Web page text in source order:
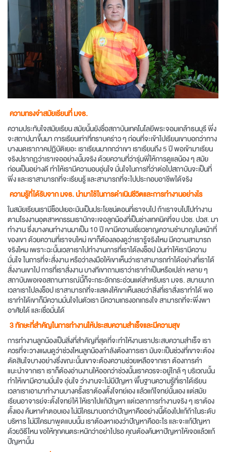
ความทรงจำสมัยเรียนที่ มจธ.
ความประทับใจสมัยเรียน สมัยนั้นยังชื่อสถาบันเทคโนโลยีพระจอมเกล้าธนบุรี พึ่ง
จะสถาปนาขึ้นมา การเรียนเท่าที่ทราบคร่าว ๆ ก่อนที่จะเข้าไปเรียนเขาบอกว่าทาง
บางมดเราภาคปฏิบัติเยอะ เราเรียนมากกว่าเขา เราเรียนถึง 5 ปี พอเข้ามาเรียน
จริงปรากฏว่าเราเจออย่างนั้นจริง ด้วยความที่ว่ารุ่นพี่ให้การดูแลน้อง ๆ สมัย
ก่อนเป็นอย่างดี ทำให้เรามีความอบอุ่นใจ มั่นใจในการที่ว่าต่อไปสถาบันจะเป็นที่
พึ่ง และเราสามารถที่จะเรียนรู้ และสามารถที่จะไปประกอบอาชีพได้จริง
ความรู้ที่ได้รับจาก มจธ. นำมาใช้ในการดำเนินชีวิตและการทำงานอย่างไร
ในสมัยเรียนเรามีช็อปเยอะมันเป็นประโยชน์ตอนที่เราจบไป ถ้าเราจบไปไปทำงาน
ตามโรงงานอุตสาหกรรมเรามักจะเจอลูกน้องที่เป็นช่างเทคนิคที่จบ ปวช. ปวส. มา
ทำงาน ซึ่งบางคนทำงานมาเป็น 10 ปี เขามีความเชี่ยวชาญความชำนาญในหน้าที่
ของเขา ด้วยความที่เราจบใหม่ เขาก็ต้องลองดูว่าเรารู้จริงไหม มีความสามารถ
จริงไหม เพราะฉะนั้นเวลาเราไปทำงานการที่เราได้ลงช็อป มันทำให้เรามีความ
มั่นใจ ในการที่จะสั่งงาน หรือว่าลงมือให้เขาเห็นว่าเราสามารถทำได้อย่างที่เราได้
สั่งงานเขาไป การที่เราสั่งงาน บางทีเขาถามเราว่าเราทำเป็นหรือเปล่า หลาย ๆ
สถาบันพอเจอสถานการณ์นี้ก็จะกระอักกระอ่วนแต่สำหรับเรา มจธ. สบายมาก
เวลาเราไปลงช็อป เราสามารถที่จะแสดงให้เขาเห็นเลยว่าสิ่งที่เราสั่งเราทำได้ พอ
เราทำได้เขาก็มีความมั่นใจในตัวเรา มีความเกรงอกเกรงใจ สามารถที่จะพึ่งพา
อาศัยได้ และเชื่อมั่นได้
3 ทักษะที่สำคัญในการทำงานให้ประสบความสำเร็จและมีความสุข
การทำงานลูกน้องเป็นสิ่งที่สำคัญที่สุดที่จะทำให้งานเราประสบความสำเร็จ เรา
ควรที่จะวางแผนดูว่าช่วงไหนลูกน้องกำลังต้องการเรา มันจะเป็นช่วงที่เขาจะต้อง
ตัดสินใจบางอย่างซึ่งขณะนั้นเขาจะต้องความช่วยเหลือจากเรา ต้องการคำ
แนะนำจากเรา เราก็ต้องอ่านงานให้ออกว่าช่วงนั้นเราควรจะอยู่ใกล้ ๆ บริเวณนั้น
ทำให้เขามีความมั่นใจ อุ่นใจ ว่างานจะไม่มีปัญหา พื้นฐานความรู้ที่เราได้เรียน
เวลาเราเอามาทำงานบางครั้งเราต้องตั้งโจทย์เอง แล้วแก้โจทย์นั้นเอง แต่สมัย
เรียนอาจารย์จะตั้งโจทย์ให้ ให้เราไปแก้ปัญหา แต่เวลาการทำงานจริง ๆ เราต้อง
ตั้งเอง ค้นหาคำตอบเอง ไม่มีใครมาบอกว่าปัญหาคืออย่างนี้ต้องไปแก้ถ้าในระดับ
บริหาร ไม่มีใครมาพูดแบบนั้น เราต้องหาเองว่าปัญหาคืออะไร และจะแก้ปัญหา
ด้วยวิธีไหน ขอให้ทุกคนตระหนักว่าอย่าไปรอ คุณต้องค้นหาปัญหาให้เจอแล้วแก้
ปัญหานั้น